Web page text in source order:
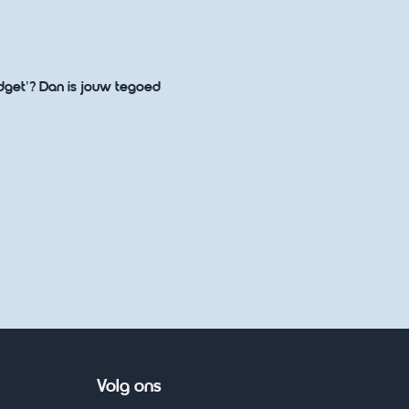
Dan is jouw tegoed
Volg ons